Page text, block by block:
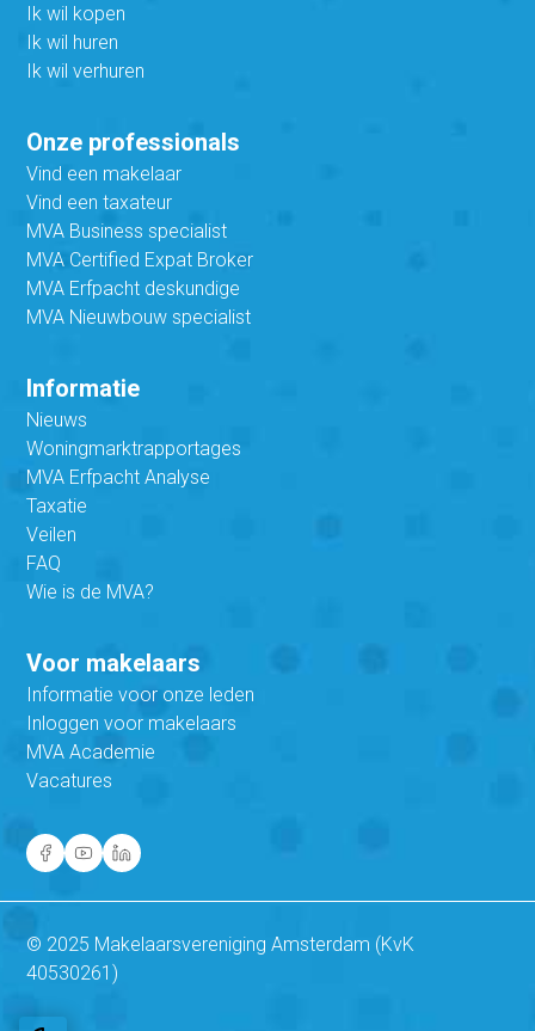
Ik wil kopen
Ik wil huren
Ik wil verhuren
Onze professionals
Vind een makelaar
Vind een taxateur
MVA Business specialist
MVA Certified Expat Broker
MVA Erfpacht deskundige
MVA Nieuwbouw specialist
Informatie
Nieuws
Woningmarktrapportages
MVA Erfpacht Analyse
Taxatie
Veilen
FAQ
Wie is de MVA?
Voor makelaars
Informatie voor onze leden
Inloggen voor makelaars
MVA Academie
Vacatures
© 2025 Makelaarsvereniging Amsterdam (KvK
40530261)